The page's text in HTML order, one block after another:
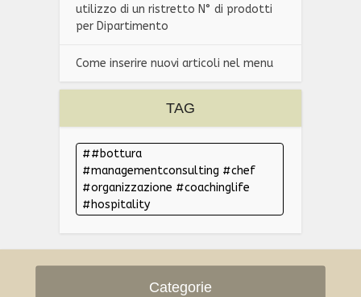
utilizzo di un ristretto N° di prodotti
per Dipartimento
Come inserire nuovi articoli nel menu
TAG
#bottura
#managementconsulting #chef
#organizzazione #coachinglife
#hospitality
Categorie